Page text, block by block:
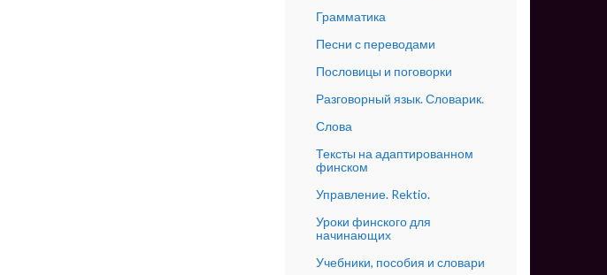
Грамматика
Песни с переводами
Пословицы и поговорки
Разговорный язык. Словарик.
Слова
Тексты на адаптированном
финском
Управление. Rektio.
Уроки финского для
начинающих
Учебники, пособия и словари